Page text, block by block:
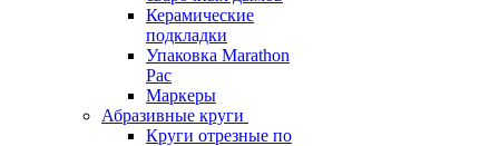
Керамические
подкладки
Упаковка Marathon
Pac
Маркеры
Абразивные круги
Круги отрезные по